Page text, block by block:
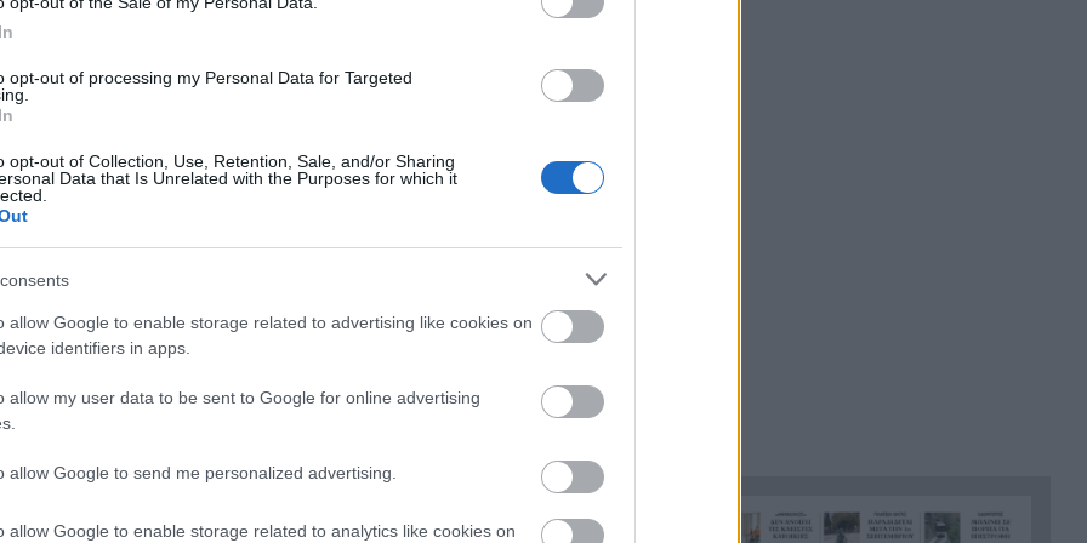
opt-out of processing my Personal Data for Targeted
opt-out of Collection, Use, Retention, Sale, and/or Sharing
Data that Is Unrelated with the Purposes for which it
allow Google to enable storage related to advertising like cookies on
identifiers in apps.
allow my user data to be sent to Google for online advertising
allow Google to send me personalized advertising.
allow Google to enable storage related to analytics like cookies on
διενεργεί την προανάκριση, αρχικά απαγορεύτηκε ο απόπλους
των βεβαιωτικών αξιοπλοΐας από τους νηογνώμονες που τα
τους. Από το περιστατικό δεν αναφέρθηκε τραυματισμός και
σε ανοιχτή γραμμή με τον Πολίτη
παράπονα, καταγγελίες ή ιδέες για τη γειτονιά σου.
τιςειδήσειςστο Bing News και το Google News
παρουσιάσουν προφορικά τις